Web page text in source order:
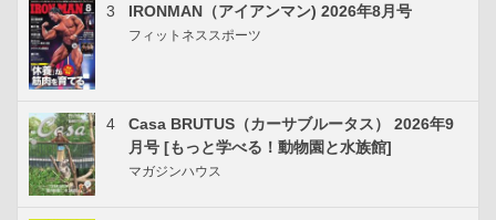
3 IRONMAN（アイアンマン) 2026年8月号
フィットネススポーツ
4
Casa BRUTUS（カーサブルータス） 2026年9
月号 [もっと学べる！動物園と水族館]
マガジンハウス